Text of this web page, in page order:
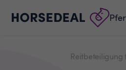
Reitbeteiligung